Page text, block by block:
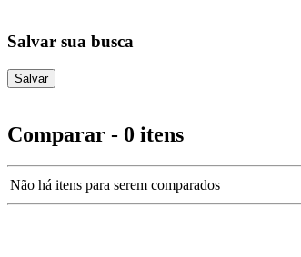
Salvar sua busca
Comparar - 0 itens
Não há itens para serem comparados